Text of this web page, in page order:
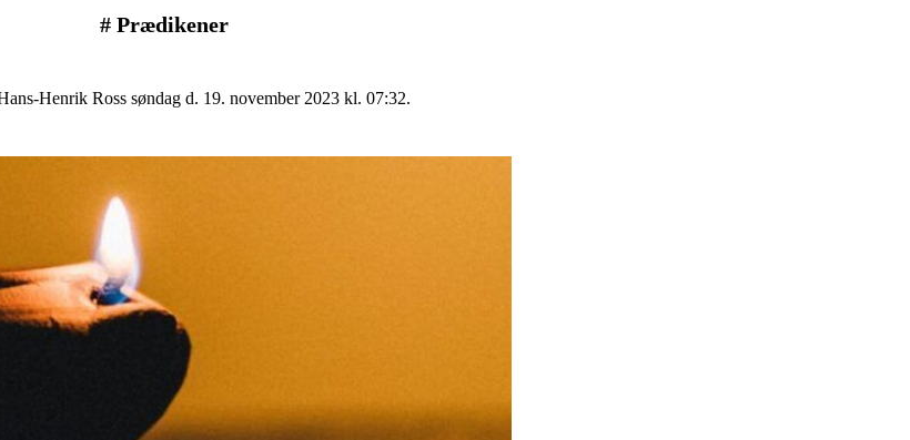
# Prædikener
Henrik Ross søndag d. 19. november 2023 kl. 07:32.